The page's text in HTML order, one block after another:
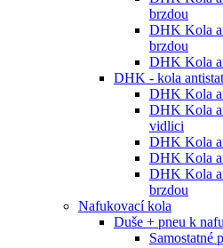
brzdou
DHK Kola
brzdou
DHK Kola
DHK - kola
DHK Kola
DHK Kola
vidlici
DHK Kola
DHK Kola
DHK Kola
brzdou
Nafukovací kola
Duše + pneu k
Samostatné